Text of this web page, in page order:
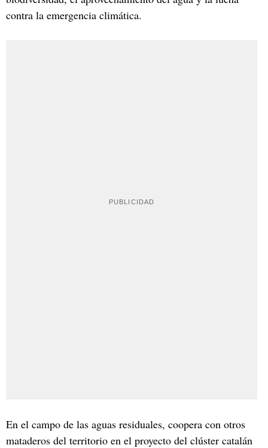
contra la emergencia climática.
En el campo de las aguas residuales, coopera con otros
mataderos del territorio en el proyecto del clúster catalán